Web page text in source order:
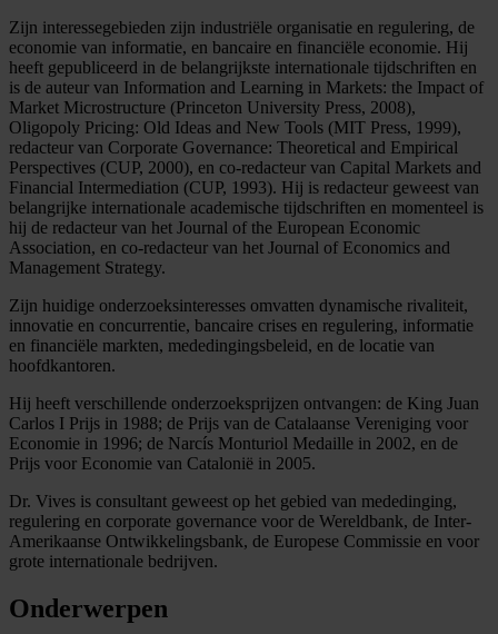
Zijn interessegebieden zijn industriële organisatie en regulering, de
economie van informatie, en bancaire en financiële economie. Hij
heeft gepubliceerd in de belangrijkste internationale tijdschriften en
is de auteur van Information and Learning in Markets: the Impact of
Market Microstructure (Princeton University Press, 2008),
Oligopoly Pricing: Old Ideas and New Tools (MIT Press, 1999),
redacteur van Corporate Governance: Theoretical and Empirical
Perspectives (CUP, 2000), en co-redacteur van Capital Markets and
Financial Intermediation (CUP, 1993). Hij is redacteur geweest van
belangrijke internationale academische tijdschriften en momenteel is
hij de redacteur van het Journal of the European Economic
Association, en co-redacteur van het Journal of Economics and
Management Strategy.
Zijn huidige onderzoeksinteresses omvatten dynamische rivaliteit,
innovatie en concurrentie, bancaire crises en regulering, informatie
en financiële markten, mededingingsbeleid, en de locatie van
hoofdkantoren.
Hij heeft verschillende onderzoeksprijzen ontvangen: de King Juan
Carlos I Prijs in 1988; de Prijs van de Catalaanse Vereniging voor
Economie in 1996; de Narcís Monturiol Medaille in 2002, en de
Prijs voor Economie van Catalonië in 2005.
Dr. Vives is consultant geweest op het gebied van mededinging,
regulering en corporate governance voor de Wereldbank, de Inter-
Amerikaanse Ontwikkelingsbank, de Europese Commissie en voor
grote internationale bedrijven.
Onderwerpen